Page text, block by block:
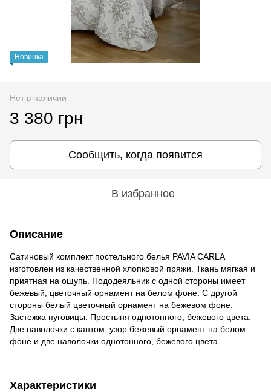
Новинка
Нет в наличии
3 380 грн
Сообщить, когда появится
В избранное
Описание
Сатиновый комплект постельного белья PAVIA CARLA
изготовлен из качественной хлопковой пряжи. Ткань мягкая и
приятная на ощупь. Пододеяльник с одной стороны имеет
бежевый, цветочный орнамент на белом фоне. С другой
стороны белый цветочный орнамент на бежевом фоне.
Застежка пуговицы. Простыня однотонного, бежевого цвета.
Две наволочки с кантом, узор бежевый орнамент на белом
фоне и две наволочки однотонного, бежевого цвета.
Характеристики